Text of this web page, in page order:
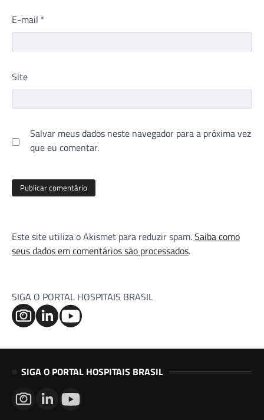
E-mail *
Site
Salvar meus dados neste navegador para a próxima vez
que eu comentar.
Este site utiliza o Akismet para reduzir spam.Saiba como
seus dados em comentários são processados.
SIGA O PORTAL HOSPITAIS BRASIL
SIGA O PORTAL HOSPITAIS BRASIL